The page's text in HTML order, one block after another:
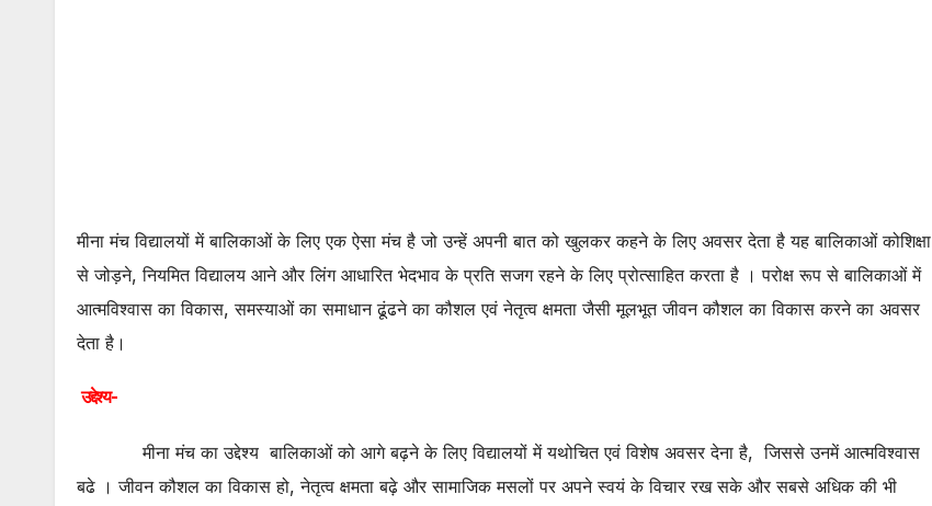
मीना मंच विद्यालयों में बालिकाओं के लिए एक ऐसा मंच है जो उन्हें अपनी बात को खुलकर कहने के लिए अवसर देता है यह बालिकाओं कोशिक्षा
से जोड़ने, नियमित विद्यालय आने और लिंग आधारित भेदभाव के प्रति सजग रहने के लिए प्रोत्साहित करता है । परोक्ष रूप से बालिकाओं में
आत्मविश्वास का विकास, समस्याओं का समाधान ढूंढने का कौशल एवं नेतृत्व क्षमता जैसी मूलभूत जीवन कौशल का विकास करने का अवसर
देता है।
उद्देश्य-
मीना मंच का उद्देश्य बालिकाओं को आगे बढ़ने के लिए विद्यालयों में यथोचित एवं विशेष अवसर देना है, जिससे उनमें आत्मविश्वास
बढे । जीवन कौशल का विकास हो, नेतृत्व क्षमता बढ़े और सामाजिक मसलों पर अपने स्वयं के विचार रख सके और सबसे अधिक की भी